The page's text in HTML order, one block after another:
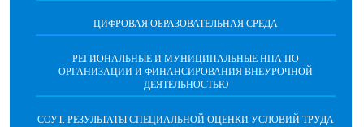
ЦИФРОВАЯ ОБРАЗОВАТЕЛЬНАЯ СРЕДА
РЕГИОНАЛЬНЫЕ И МУНИЦИПАЛЬНЫЕ НПА ПО
ОРГАНИЗАЦИИ И ФИНАНСИРОВАНИЯ ВНЕУРОЧНОЙ
ДЕЯТЕЛЬНОСТЬЮ
СОУТ. РЕЗУЛЬТАТЫ СПЕЦИАЛЬНОЙ ОЦЕНКИ УСЛОВИЙ ТРУДА